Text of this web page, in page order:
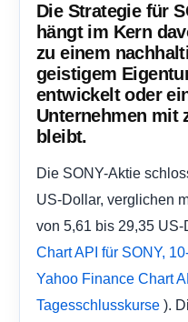
Die Strategie für
hängt im Kern
zu einem
geistigem
entwickelt oder
Unternehmen mit
bleibt.
Die SONY-Aktie
US-Dollar, verglichen
von 5,61 bis 29,35 US-
Chart API für SONY,
Yahoo Finance Chart
Tagesschlusskurse ).